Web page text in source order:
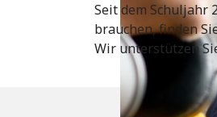
Seit dem Schuljahr
brauchen, finden
Wir unterstützen